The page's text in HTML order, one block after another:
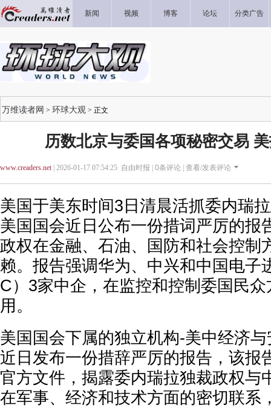
新闻 视频 博客 论坛 分类广告
万维读者网 > 环球大观 > 正文
历数北京与委国各项秘密交易
www.creaders.net| 2026-01-17 07:54:25 自由时报 | 0条评论 | 查看/发表评论
美国于美东时间3日清晨活抓委内瑞
美国国会近日公布一份措词严厉的报
政权在金融、石油、国防和社会控制
赖。报告强调华为、中兴和中国电子
C）3家中企，在监控和控制委国民
用。
美国国会下属的独立机构-美中经济
近日发布一份措辞严厉的报告，该报
官方文件，揭露委内瑞拉独裁政权与
在军事、经济和技术方面的密切联系